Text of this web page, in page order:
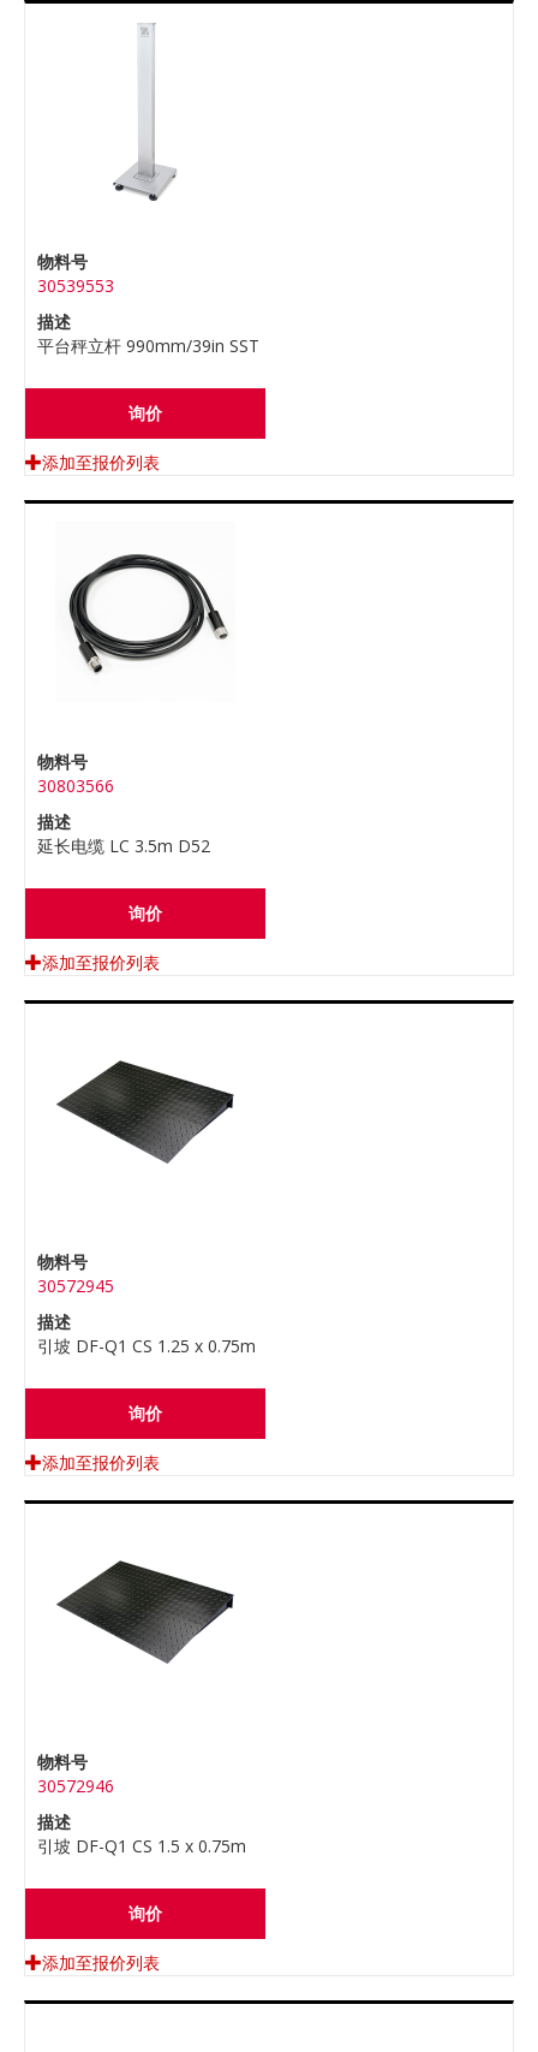
物料号
30539553
描述
平台秤立杆 990mm/39in SST
询价
添加至报价列表
物料号
30803566
描述
延长电缆 LC 3.5m D52
询价
添加至报价列表
物料号
30572945
描述
引坡 DF-Q1 CS 1.25 x 0.75m
询价
添加至报价列表
物料号
30572946
描述
引坡 DF-Q1 CS 1.5 x 0.75m
询价
添加至报价列表